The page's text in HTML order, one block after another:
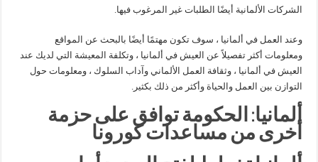
الشركات الألمانية أيضًا الطلبات غير المرغوب فيها.
وعند العمل في ألمانيا ، سوف تكون مهتمًا أيضًا بالبحث عن المواقع
ومعلومات أكثر تفصيلاً عن العيش في ألمانيا ، وتكلفة المعيشة التي لديك عند
العيش في ألمانيا ، وثقافة العمل الألماني وآداب السلوك ، ومعلومات حول
التوازن بين العمل والحياة وأكثر من ذلك بكثير.
ألمانيا: الحكومة توافق على حزمة
أخرى من مساعدات كورونا